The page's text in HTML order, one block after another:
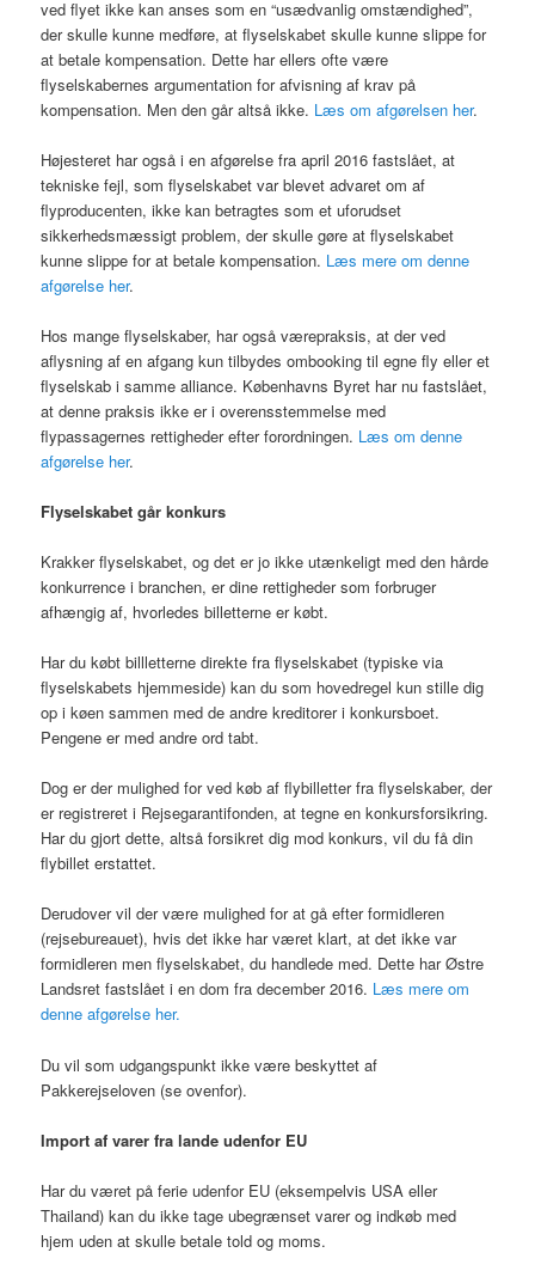
ved flyet ikke kan anses som en “usædvanlig omstændighed”,
der skulle kunne medføre, at flyselskabet skulle kunne slippe for
at betale kompensation. Dette har ellers ofte være
flyselskabernes argumentation for afvisning af krav på
kompensation. Men den går altså ikke. Læs om afgørelsen her.
Højesteret har også i en afgørelse fra april 2016 fastslået, at
tekniske fejl, som flyselskabet var blevet advaret om af
flyproducenten, ikke kan betragtes som et uforudset
sikkerhedsmæssigt problem, der skulle gøre at flyselskabet
kunne slippe for at betale kompensation. Læs mere om denne
afgørelse her.
Hos mange flyselskaber, har også værepraksis, at der ved
aflysning af en afgang kun tilbydes ombooking til egne fly eller et
flyselskab i samme alliance. Københavns Byret har nu fastslået,
at denne praksis ikke er i overensstemmelse med
flypassagernes rettigheder efter forordningen. Læs om denne
afgørelse her.
Flyselskabet går konkurs
Krakker flyselskabet, og det er jo ikke utænkeligt med den hårde
konkurrence i branchen, er dine rettigheder som forbruger
afhængig af, hvorledes billetterne er købt.
Har du købt billletterne direkte fra flyselskabet (typiske via
flyselskabets hjemmeside) kan du som hovedregel kun stille dig
op i køen sammen med de andre kreditorer i konkursboet.
Pengene er med andre ord tabt.
Dog er der mulighed for ved køb af flybilletter fra flyselskaber, der
er registreret i Rejsegarantifonden, at tegne en konkursforsikring.
Har du gjort dette, altså forsikret dig mod konkurs, vil du få din
flybillet erstattet.
Derudover vil der være mulighed for at gå efter formidleren
(rejsebureauet), hvis det ikke har været klart, at det ikke var
formidleren men flyselskabet, du handlede med. Dette har Østre
Landsret fastslået i en dom fra december 2016. Læs mere om
denne afgørelse her.
Du vil som udgangspunkt ikke være beskyttet af
Pakkerejseloven (se ovenfor).
Import af varer fra lande udenfor EU
Har du været på ferie udenfor EU (eksempelvis USA eller
Thailand) kan du ikke tage ubegrænset varer og indkøb med
hjem uden at skulle betale told og moms.